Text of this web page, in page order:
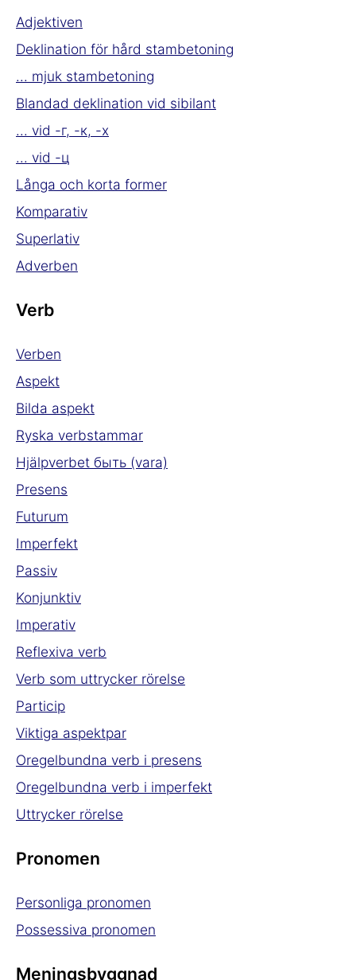
Adjektiven
Deklination för hård stambetoning
... mjuk stambetoning
Blandad deklination vid sibilant
... vid -г, -к, -х
... vid -ц
Långa och korta former
Komparativ
Superlativ
Adverben
Verb
Verben
Aspekt
Bilda aspekt
Ryska verbstammar
Hjälpverbet быть (vara)
Presens
Futurum
Imperfekt
Passiv
Konjunktiv
Imperativ
Reflexiva verb
Verb som uttrycker rörelse
Particip
Viktiga aspektpar
Oregelbundna verb i presens
Oregelbundna verb i imperfekt
Uttrycker rörelse
Pronomen
Personliga pronomen
Possessiva pronomen
Meningsbyggnad